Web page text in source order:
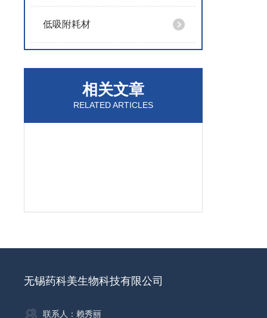
低吸附耗材
相关文章
RELATED ARTICLES
无锡药科美生物科技有限公司
联系人：赖秀丽